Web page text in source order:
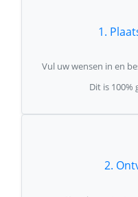
1.
Vul uw wensen in en
Dit is
2.